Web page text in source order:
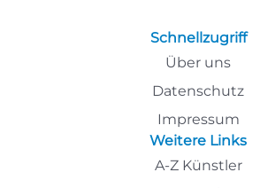
Schnellzugriff
Über uns
Datenschutz
Impressum
Weitere Links
A-Z Künstler